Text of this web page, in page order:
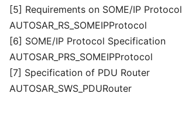
[5] Requirements on SOME/IP Protocol
AUTOSAR_RS_SOMEIPProtocol
[6] SOME/IP Protocol Specification
AUTOSAR_PRS_SOMEIPProtocol
[7] Specification of PDU Router
AUTOSAR_SWS_PDURouter